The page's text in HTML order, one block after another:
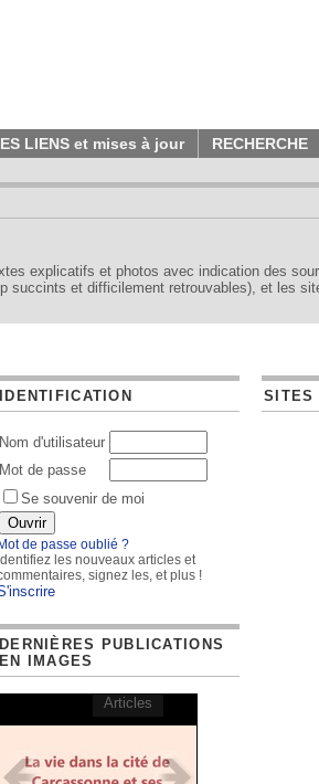
LIENS et mises à jour RECHERCHE
explicatifs et photos avec indication des
et difficilement retrouvables), et les
IDENTIFICATION
Nom d'utilisateur
Mot de passe
Se souvenir de moi
Mot de passe oublié ?
Identifiez les nouveaux articles et
signez les, et plus !
DERNIÈRES PUBLICATIONS
EN IMAGES
Articles
SITES